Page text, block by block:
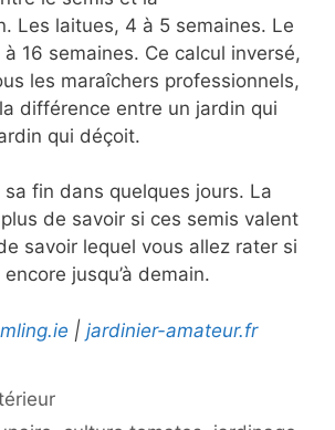
Les laitues, 4 à 5 semaines. Le
16 semaines. Ce calcul inversé,
les maraîchers professionnels,
différence entre un jardin qui
qui déçoit.
fin dans quelques jours. La
plus de savoir si ces semis valent
savoir lequel vous allez rater si
jusqu’à demain.
| jardinier-amateur.fr